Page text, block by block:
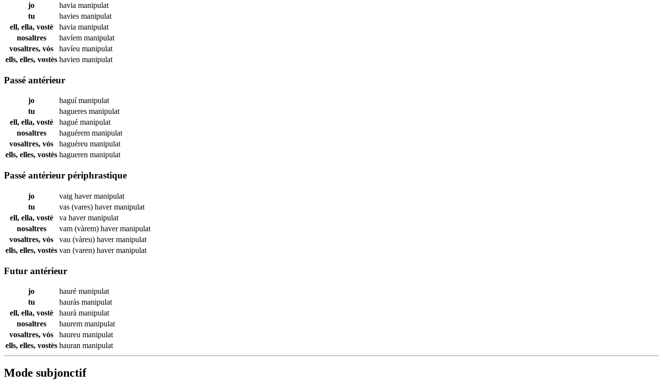
jo havia manipulat
tu
havies manipulat
ell, ella, vostè
havia manipulat
nosaltres
havíem manipulat
vosaltres, vós
havíeu manipulat
ells, elles, vostès havien manipulat
Passé antérieur
jo haguímanipulat
tu
hagueres manipulat
ell, ella, vostè
hagué manipulat
nosaltres
haguérem manipulat
vosaltres, vós
haguéreu manipulat
ells, elles, vostès hagueren manipulat
Passé antérieur périphrastique
jo vaig havermanipulat
tu
vas (vares) havermanipulat
ell, ella, vostè
va havermanipulat
nosaltres
vam (vàrem) havermanipulat
vosaltres, vós
vau (vàreu) havermanipulat
ells, elles, vostès van (varen) havermanipulat
Futur antérieur
jo hauré manipulat
tu
hauràs manipulat
ell, ella, vostè
haurà manipulat
nosaltres
haurem manipulat
vosaltres, vós
haureu manipulat
ells, elles, vostès hauran manipulat
Mode subjonctif